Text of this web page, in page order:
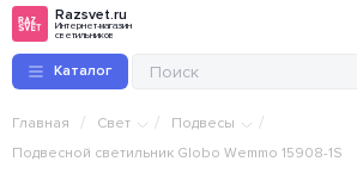
Razsvet.ru
Интернет-магазин
светильников
Каталог
Главная / Свет / Подвесы /
Подвесной светильник Globo Wemmo 15908-1S